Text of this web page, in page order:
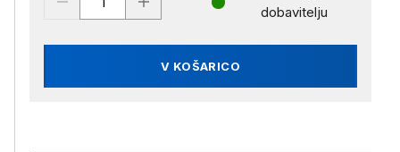
V KOŠARICO
dobavitelju